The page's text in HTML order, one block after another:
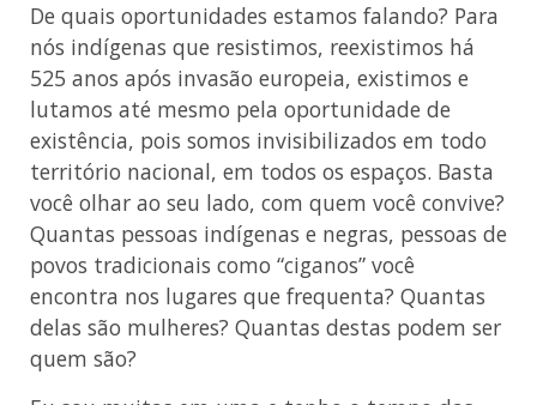
De quais oportunidades estamos falando? Para
nós indígenas que resistimos, reexistimos há
525 anos após invasão europeia, existimos e
lutamos até mesmo pela oportunidade de
existência, pois somos invisibilizados em todo
território nacional, em todos os espaços. Basta
você olhar ao seu lado, com quem você convive?
Quantas pessoas indígenas e negras, pessoas de
povos tradicionais como “ciganos” você
encontra nos lugares que frequenta? Quantas
delas são mulheres? Quantas destas podem ser
quem são?